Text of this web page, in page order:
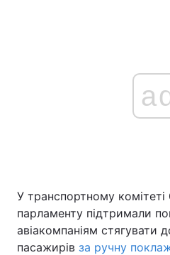
Україна
Економіка
У транспортному
парламенту підтримали
авіакомпаніям стягувати
пасажирів за ручну